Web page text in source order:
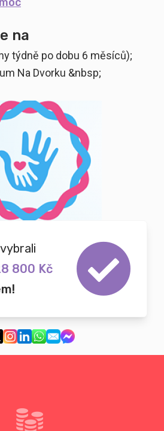
na
týdně po dobu 6 měsíců);
Na Dvorku &nbsp;
800 Kč